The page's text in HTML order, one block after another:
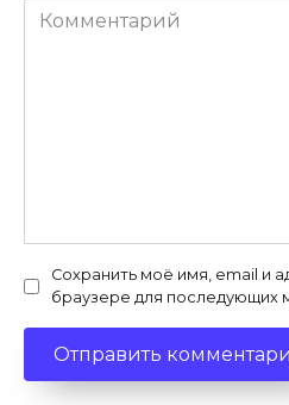
Комментарий
Сохранить моё имя, email и
браузере для последующих